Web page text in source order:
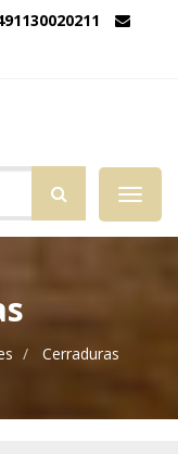
Menú
de
Cerraduras